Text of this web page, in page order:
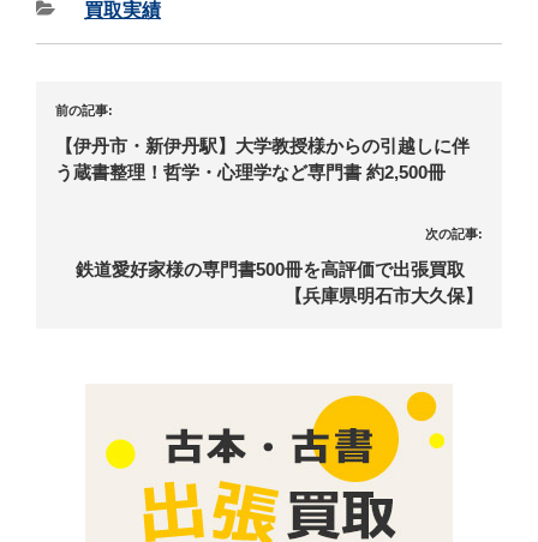
買取実績
前の記事:
【伊丹市・新伊丹駅】大学教授様からの引越しに伴
う蔵書整理！哲学・心理学など専門書 約2,500冊
次の記事:
鉄道愛好家様の専門書500冊を高評価で出張買取
【兵庫県明石市大久保】